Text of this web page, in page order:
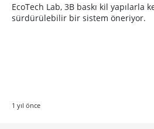
EcoTech Lab, 3B baskı kil yapılarla
sürdürülebilir bir sistem öneriyor.
1 yıl önce